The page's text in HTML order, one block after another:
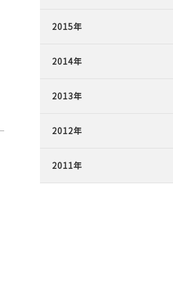
2015年
2014年
2013年
2012年
2011年